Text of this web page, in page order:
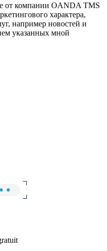
от компании OANDA TMS
характера,
например новостей и
указанных мной